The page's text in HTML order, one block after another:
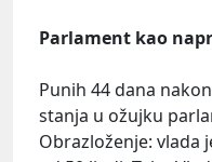
Parlament kao
Punih 44 dana
stanja u ožujku
Obrazloženje: vlada